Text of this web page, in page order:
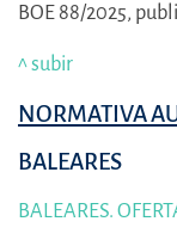
BOE 88/2025,
^ subir
NORMATIVA
BALEARES
BALEARES.